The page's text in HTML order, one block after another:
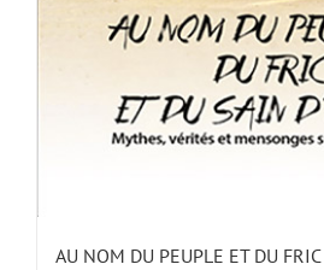
AU NOM DU PEUPLE ET DU